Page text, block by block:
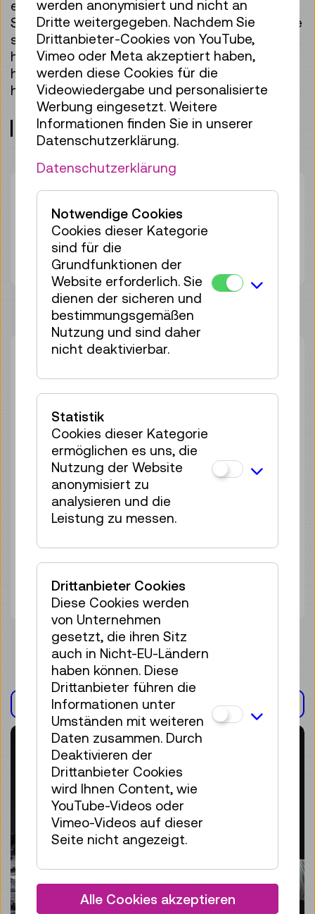
erzählen die über 200-jährige Geschichte des
Schienenverkehrs. Sie zeigen eindrucksvoll, wie
sich das Verkehrssystem Eisenbahn entwickelt
hat und beweisen, dass Modelle nicht nur
historisch bedeutsam sind, sondern auch
heute noch große Faszination auslösen.
Treffpunkt: Eingangshalle, Ebene 0
Dauer:45min
Gruppengröße:25
Erwachsene € 5,50
Unter 19 Jahren € 5,50
So 09.08. 14:00–14:45
Führung
23 Plätze frei
€ 5,50
Mo 17.08. 14:00 –14:45
Führung
25 Plätze frei
€ 5,50
€ 5,50
AUSSTELLUNG(EN)
werden anonymisiert und nicht an
Dritte weitergegeben. Nachdem Sie
Drittanbieter-Cookies von YouTube,
Vimeo oder Meta akzeptiert haben,
werden diese Cookies für die
Videowiedergabe und personalisierte
Werbung eingesetzt. Weitere
Informationen finden Sie in unserer
Datenschutzerklärung.
Datenschutzerklärung
Notwendige Cookies
Cookies dieser Kategorie
sind für die
Grundfunktionen der
Website erforderlich. Sie
dienen der sicheren und
bestimmungsgemäßen
Nutzung und sind daher
nicht deaktivierbar.
Statistik
Cookies dieser Kategorie
ermöglichen es uns, die
Nutzung der Website
anonymisiert zu
analysieren und die
Leistung zu messen.
Drittanbieter Cookies
Diese Cookies werden
von Unternehmen
gesetzt, die ihren Sitz
auch in Nicht-EU-Ländern
haben können. Diese
Drittanbieter führen die
Informationen unter
Umständen mit weiteren
Daten zusammen. Durch
Deaktivieren der
Drittanbieter Cookies
wird Ihnen Content, wie
YouTube-Videos oder
Vimeo-Videos auf dieser
Seite nicht angezeigt.
Alle Cookies akzeptieren